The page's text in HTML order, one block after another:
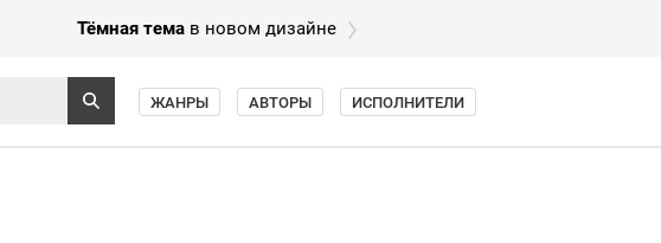
Тёмная тема в новом дизайне
ЖАНРЫ АВТОРЫ ИСПОЛНИТЕЛИ